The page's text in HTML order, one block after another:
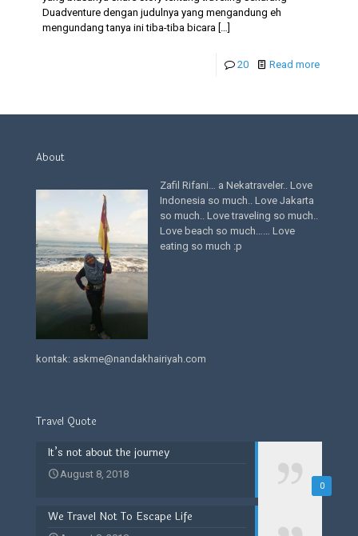
Duadventure dengan judulnya yang mengandung eh
mengundang tanya ini tiba-tiba bicara […]
20 Read more
About
Zafil Rifani… a Nekatraveler.. Love
Indonesia so much.. Love Jakarta
so much.. Love traveling so much..
Love beach so much…… Love
eating so much :p
kontak: askme@nandakhairiyah.com
Travel Quote
0
It’s not about the journey
August 8, 2018
We Travel Not To Escape Life